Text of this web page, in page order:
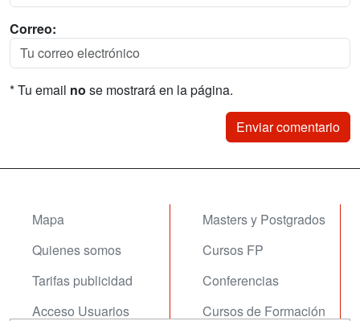
Correo:
* Tu email no se mostrará en la página.
Mapa
Quienes somos
Tarifas publicidad
Acceso Usuarios
Masters y Postgrados
Cursos FP
Conferencias
Cursos de Formación